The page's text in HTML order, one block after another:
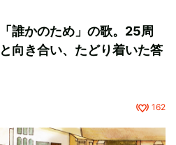
誰かのため」の歌。25周
向き合い、たどり着いた答
162